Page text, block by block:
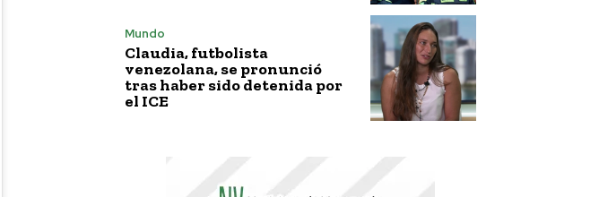
Mundo
Claudia, futbolista
venezolana, se pronunció
tras haber sido detenida por
el ICE